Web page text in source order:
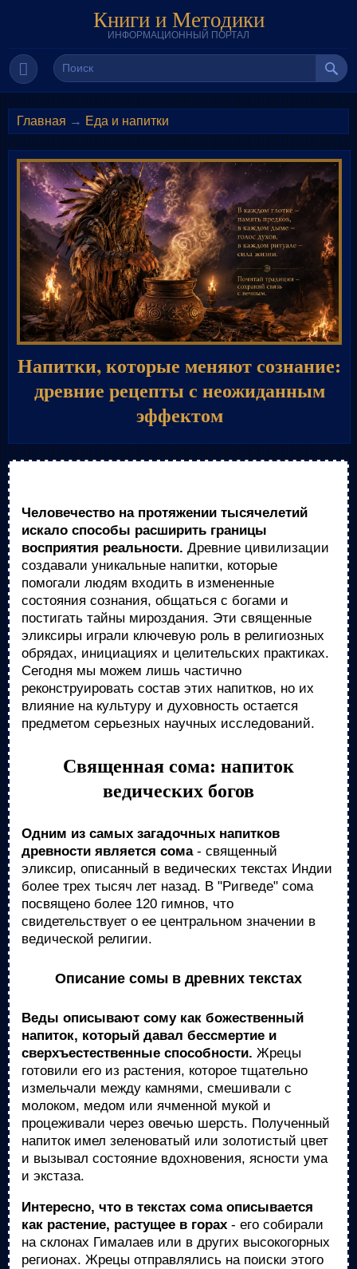
Книги и Методики
ИНФОРМАЦИОННЫЙ ПОРТАЛ
Главная → Еда и напитки
Напитки, которые меняют сознание:
древние рецепты с неожиданным
эффектом
Человечество на протяжении тысячелетий
искало способы расширить границы
восприятия реальности. Древние цивилизации
создавали уникальные напитки, которые
помогали людям входить в измененные
состояния сознания, общаться с богами и
постигать тайны мироздания. Эти священные
эликсиры играли ключевую роль в религиозных
обрядах, инициациях и целительских практиках.
Сегодня мы можем лишь частично
реконструировать состав этих напитков, но их
влияние на культуру и духовность остается
предметом серьезных научных исследований.
Священная сома: напиток
ведических богов
Одним из самых загадочных напитков
древности является сома- священный
эликсир, описанный в ведических текстах Индии
более трех тысяч лет назад. В "Ригведе" сома
посвящено более 120 гимнов, что
свидетельствует о ее центральном значении в
ведической религии.
Описание сомы в древних текстах
Веды описывают сому как божественный
напиток, который давал бессмертие и
сверхъестественные способности. Жрецы
готовили его из растения, которое тщательно
измельчали между камнями, смешивали с
молоком, медом или ячменной мукой и
процеживали через овечью шерсть. Полученный
напиток имел зеленоватый или золотистый цвет
и вызывал состояние вдохновения, ясности ума
и экстаза.
Интересно, что в текстах сома описывается
как растение, растущее в горах - его собирали
на склонах Гималаев или в других высокогорных
регионах. Жрецы отправлялись на поиски этого